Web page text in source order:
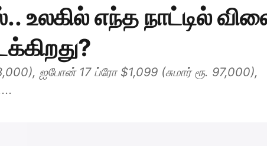
உலகில் எந்த நாட்டில்
ஐபோன் 17 ப்ரோ $1,099 (சுமார் ரூ. 97,000),